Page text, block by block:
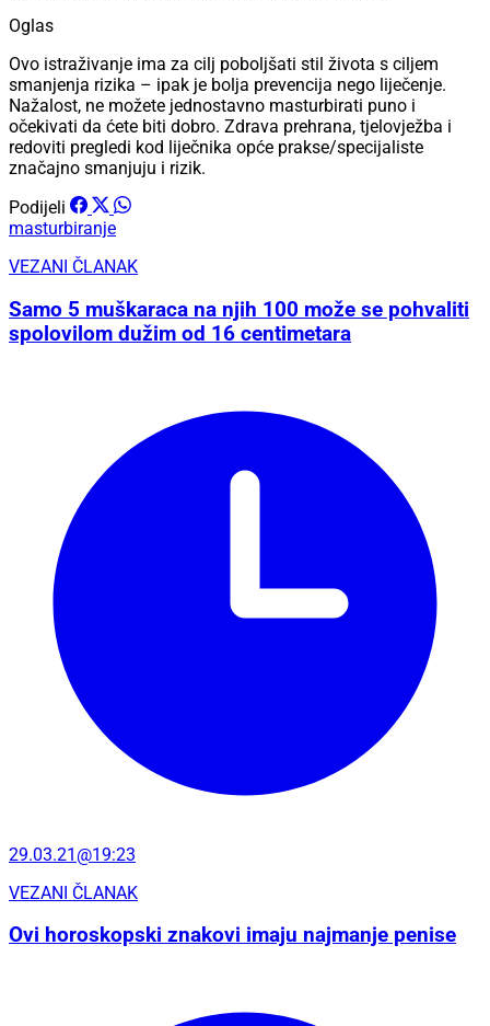
Oglas
Ovo istraživanje ima za cilj poboljšati stil života s ciljem
smanjenja rizika – ipak je bolja prevencija nego liječenje.
Nažalost, ne možete jednostavno masturbirati puno i
očekivati ​​da ćete biti dobro. Zdrava prehrana, tjelovježba i
redoviti pregledi kod liječnika opće prakse/specijaliste
značajno smanjuju i rizik.
Podijeli
masturbiranje
VEZANI ČLANAK
Samo 5 muškaraca na njih 100 može se pohvaliti
spolovilom dužim od 16 centimetara
29.03.21@19:23
VEZANI ČLANAK
Ovi horoskopski znakovi imaju najmanje penise